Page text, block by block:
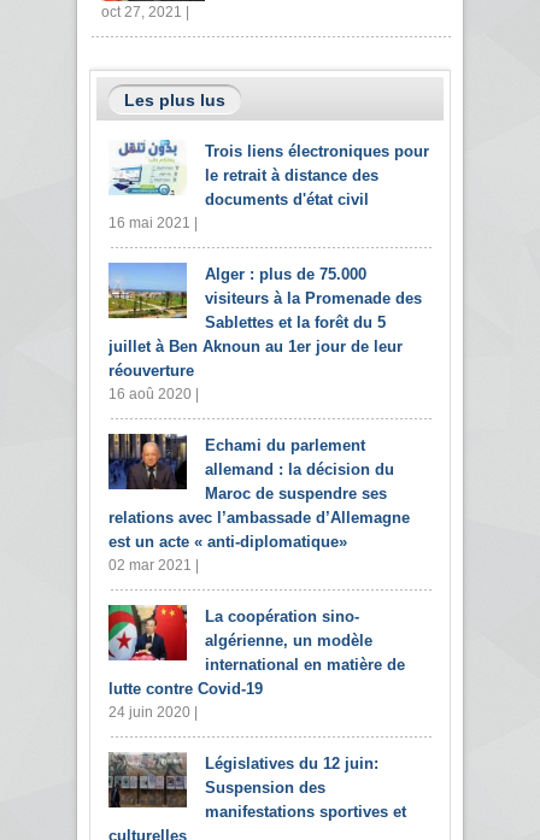
oct 27, 2021 |
Les plus lus
Trois liens électroniques pour
le retrait à distance des
documents d'état civil
16 mai 2021 |
Alger : plus de 75.000
visiteurs à la Promenade des
Sablettes et la forêt du 5
juillet à Ben Aknoun au 1er jour de leur
réouverture
16 aoû 2020 |
Echami du parlement
allemand : la décision du
Maroc de suspendre ses
relations avec l’ambassade d’Allemagne
est un acte « anti-diplomatique»
02 mar 2021 |
La coopération sino-
algérienne, un modèle
international en matière de
lutte contre Covid-19
24 juin 2020 |
Législatives du 12 juin:
Suspension des
manifestations sportives et
culturelles